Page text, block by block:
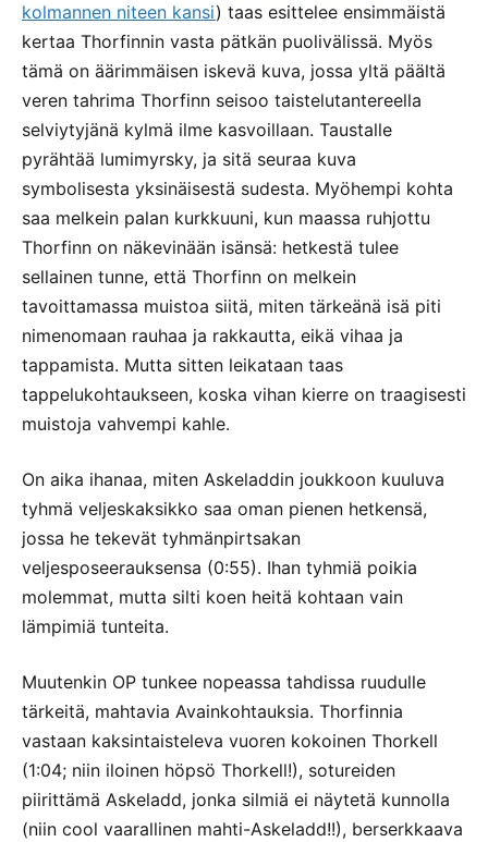
kolmannen niteen kansi) taas esittelee ensimmäistä
kertaa Thorfinnin vasta pätkän puolivälissä. Myös
tämä on äärimmäisen iskevä kuva, jossa yltä päältä
veren tahrima Thorfinn seisoo taistelutantereella
selviytyjänä kylmä ilme kasvoillaan. Taustalle
pyrähtää lumimyrsky, ja sitä seuraa kuva
symbolisesta yksinäisestä sudesta. Myöhempi kohta
saa melkein palan kurkkuuni, kun maassa ruhjottu
Thorfinn on näkevinään isänsä: hetkestä tulee
sellainen tunne, että Thorfinn on melkein
tavoittamassa muistoa siitä, miten tärkeänä isä piti
nimenomaan rauhaa ja rakkautta, eikä vihaa ja
tappamista. Mutta sitten leikataan taas
tappelukohtaukseen, koska vihan kierre on traagisesti
muistoja vahvempi kahle.
On aika ihanaa, miten Askeladdin joukkoon kuuluva
tyhmä veljeskaksikko saa oman pienen hetkensä,
jossa he tekevät tyhmänpirtsakan
veljesposeerauksensa (0:55). Ihan tyhmiä poikia
molemmat, mutta silti koen heitä kohtaan vain
lämpimiä tunteita.
Muutenkin OP tunkee nopeassa tahdissa ruudulle
tärkeitä, mahtavia Avainkohtauksia. Thorfinnia
vastaan kaksintaisteleva vuoren kokoinen Thorkell
(1:04; niin iloinen höpsö Thorkell!), sotureiden
piirittämä Askeladd, jonka silmiä ei näytetä kunnolla
(niin cool vaarallinen mahti-Askeladd!!), berserkkaava